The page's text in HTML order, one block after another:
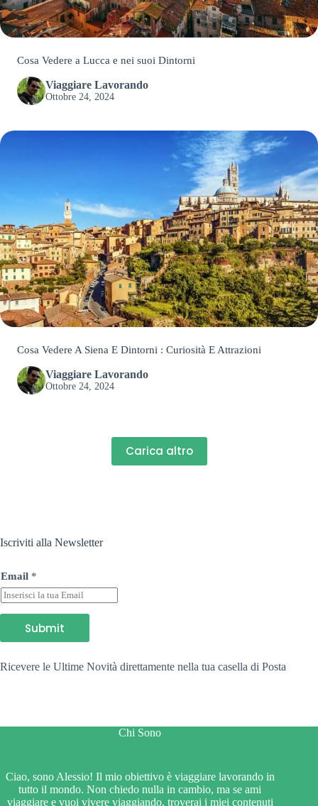
Cosa Vedere a Lucca e nei suoi Dintorni
Viaggiare Lavorando
Ottobre 24, 2024
Cosa Vedere A Siena E Dintorni : Curiosità E Attrazioni
Viaggiare Lavorando
Ottobre 24, 2024
Carica altro
Iscriviti alla Newsletter
E
m
a
i
a
i
Email *
Submit
Ricevere le Ultime Novità direttamente nella tua casella di Posta
Chi Sono
Ciao, sono Alessio! Il mio obiettivo è viaggiare lavorando in
tutto il mondo. Non chiedo nulla in cambio, ma se ami
viaggiare e vuoi vivere viaggiando, troverai i miei contenuti